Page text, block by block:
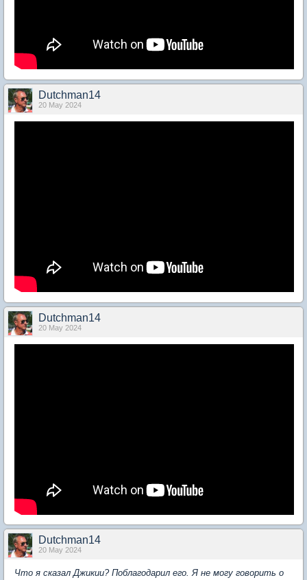
Dutchman14
20 May 2024
Dutchman14
20 May 2024
Dutchman14
20 May 2024
Что я сказал Джикии? Поблагодарил его. Я не могу говорить о